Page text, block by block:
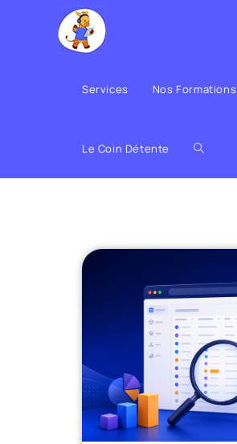
Services Nos Formations
Le Coin Détente